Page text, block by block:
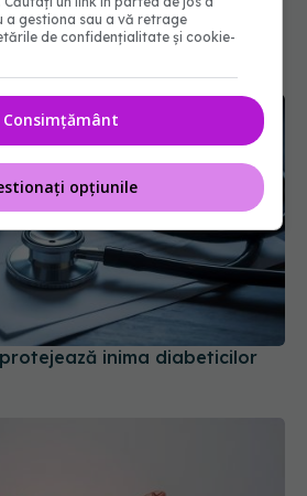
inima diabeticilor
a gestiona sau a vă retrage
de confidențialitate și cookie-
Consimțământ
opțiunile